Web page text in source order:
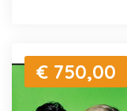
€ 750,00